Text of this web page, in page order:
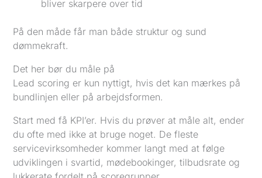
bliver skarpere over tid
På den måde får man både struktur og sund
dømmekraft.
Det her bør du måle på
Lead scoring er kun nyttigt, hvis det kan mærkes på
bundlinjen eller på arbejdsformen.
Start med få KPI’er. Hvis du prøver at måle alt, ender
du ofte med ikke at bruge noget. De fleste
servicevirksomheder kommer langt med at følge
udviklingen i svartid, mødebookinger, tilbudsrate og